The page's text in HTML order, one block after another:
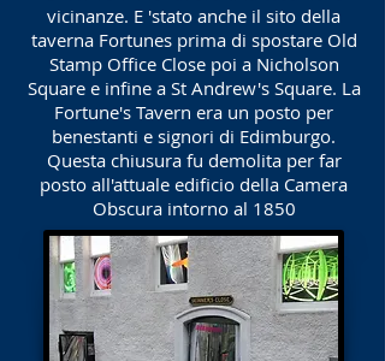
vicinanze. E 'stato anche il sito della
taverna Fortunes prima di spostare Old
Stamp Office Close poi a Nicholson
Square e infine a St Andrew's Square. La
Fortune's Tavern era un posto per
benestanti e signori di Edimburgo.
Questa chiusura fu demolita per far
posto all'attuale edificio della Camera
Obscura intorno al 1850